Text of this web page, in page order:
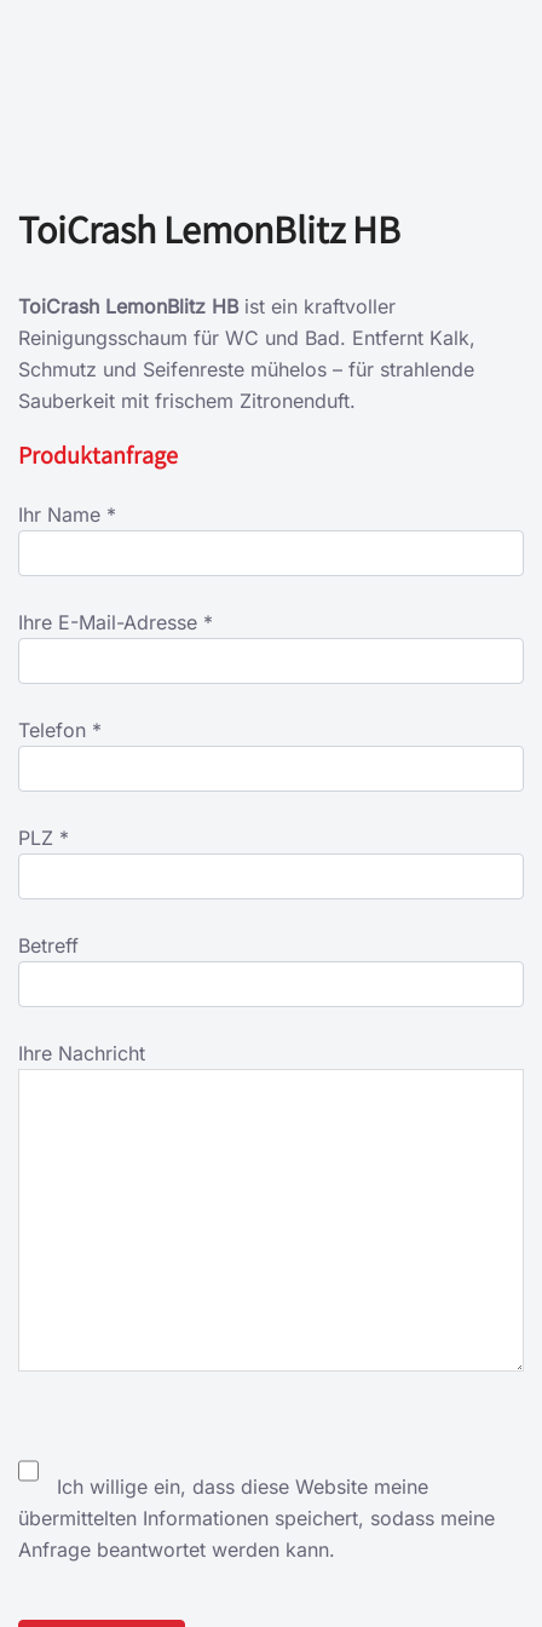
ToiCrash LemonBlitz HB
ToiCrash LemonBlitz HBist ein kraftvoller
Reinigungsschaum für WC und Bad. Entfernt Kalk,
Schmutz und Seifenreste mühelos – für strahlende
Sauberkeit mit frischem Zitronenduft.
Produktanfrage
Ihr Name *
Ihre E-Mail-Adresse *
Telefon *
PLZ *
Betreff
Ihre Nachricht
Ich willige ein, dass diese Website meine
übermittelten Informationen speichert, sodass meine
Anfrage beantwortet werden kann.